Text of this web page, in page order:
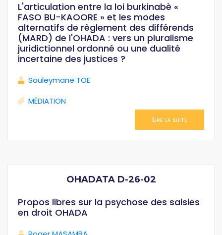
L'articulation entre la loi burkinabè «
FASO BU-KAOORE » et les modes
alternatifs de règlement des différends
(MARD) de l'OHADA : vers un pluralisme
juridictionnel ordonné ou une dualité
incertaine des justices ?
Souleymane TOE
MÉDIATION
Lire la suite
OHADATA D-26-02
Propos libres sur la psychose des saisies
en droit OHADA